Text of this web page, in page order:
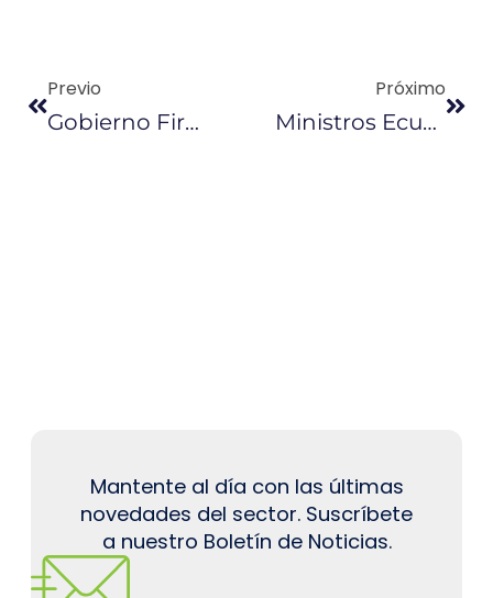
Previo
Gobierno Firmó 114 Contratos De Inversión Con Siete Sectores
Próximo
Ministros Ecuatorianos Impulsarán Licitación De Refinería En Viena
Mantente al día con las últimas
novedades del sector. Suscríbete
a nuestro Boletín de Noticias.